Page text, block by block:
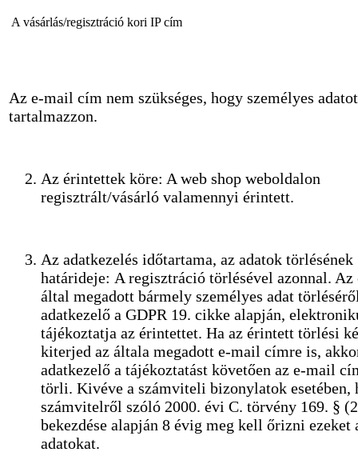
A vásárlás/regisztráció kori IP cím
Az e-mail cím nem szükséges, hogy személyes adatot
tartalmazzon.
Az érintettek köre: A web shop weboldalon
regisztrált/vásárló valamennyi érintett.
Az adatkezelés időtartama, az adatok törlésének
határideje: A regisztráció törlésével azonnal.
által megadott bármely személyes adat
adatkezelő a GDPR 19. cikke alapján,
tájékoztatja az érintettet. Ha az érintett törlési
kiterjed az általa megadott e-mail címre is,
adatkezelő a tájékoztatást követően az e-mail
törli. Kivéve a számviteli bizonylatok esetében,
számvitelről szóló 2000. évi C. törvény 169. §
bekezdése alapján 8 évig meg kell őrizni ezeket
adatokat.